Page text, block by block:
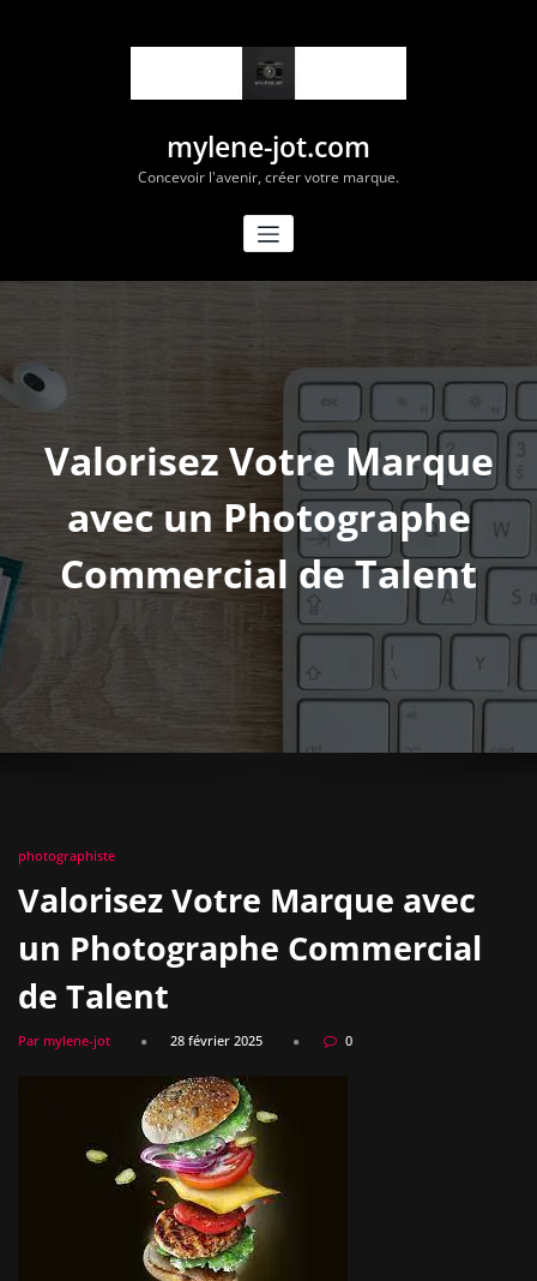
mylene-jot.com
Concevoir l'avenir, créer votre marque.
Valorisez Votre Marque
avec un Photographe
Commercial de Talent
photographiste
Valorisez Votre Marque avec
un Photographe Commercial
de Talent
Par mylene-jot 28 février 2025 0